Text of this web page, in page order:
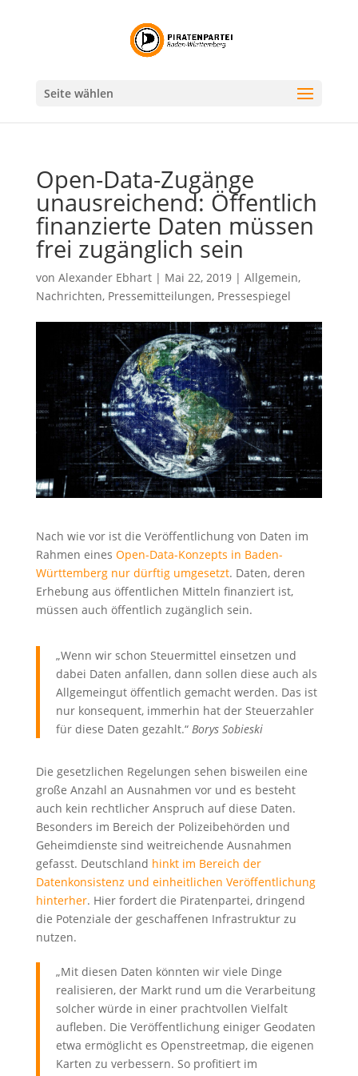
Seite wählen
Open-Data-Zugänge
unausreichend: Öffentlich
finanzierte Daten müssen
frei zugänglich sein
von Alexander Ebhart| Mai 22, 2019| Allgemein,
Nachrichten, Pressemitteilungen, Pressespiegel
Nach wie vor ist die Veröffentlichung von Daten im
Rahmen eines Open-Data-Konzepts in Baden-
Württemberg nur dürftig umgesetzt. Daten, deren
Erhebung aus öffentlichen Mitteln finanziert ist,
müssen auch öffentlich zugänglich sein.
„Wenn wir schon Steuermittel einsetzen und
dabei Daten anfallen, dann sollen diese auch als
Allgemeingut öffentlich gemacht werden. Das ist
nur konsequent, immerhin hat der Steuerzahler
für diese Daten gezahlt.“ Borys Sobieski
Die gesetzlichen Regelungen sehen bisweilen eine
große Anzahl an Ausnahmen vor und es besteht
auch kein rechtlicher Anspruch auf diese Daten.
Besonders im Bereich der Polizeibehörden und
Geheimdienste sind weitreichende Ausnahmen
gefasst. Deutschland hinkt im Bereich der
Datenkonsistenz und einheitlichen Veröffentlichung
hinterher. Hier fordert die Piratenpartei, dringend
die Potenziale der geschaffenen Infrastruktur zu
nutzen.
„Mit diesen Daten könnten wir viele Dinge
realisieren, der Markt rund um die Verarbeitung
solcher würde in einer prachtvollen Vielfalt
aufleben. Die Veröffentlichung einiger Geodaten
etwa ermöglicht es Openstreetmap, die eigenen
Karten zu verbessern. So profitiert im